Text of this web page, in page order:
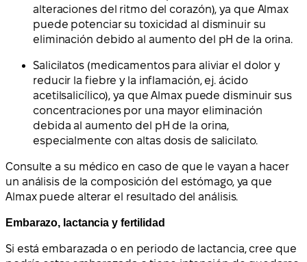
alteraciones del ritmo del corazón), ya que Almax
puede potenciar su toxicidad al disminuir su
eliminación debido al aumento del pH de la orina.
Salicilatos (medicamentos para aliviar el dolor y
reducir la fiebre y la inflamación, ej. ácido
acetilsalicílico), ya que Almax puede disminuir sus
concentraciones por una mayor eliminación
debida al aumento del pH de la orina,
especialmente con altas dosis de salicilato.
Consulte a su médico en caso de que le vayan a hacer
un análisis de la composición del estómago, ya que
Almax puede alterar el resultado del análisis.
Embarazo, lactancia y fertilidad
Si está embarazada o en periodo de lactancia, cree que